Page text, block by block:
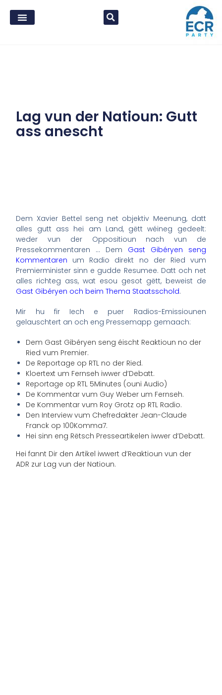
Lag vun der Natioun: Gutt
ass anescht
Dem Xavier Bettel seng net objektiv Meenung, datt
alles gutt ass hei am Land, gëtt wéineg gedeelt:
weder vun der Oppositioun nach vun de
Pressekommentaren … Dem Gast Gibéryen seng
Kommentaren um Radio direkt no der Ried vum
Premierminister sinn e gudde Resumee. Datt och net
alles richteg ass, wat esou gesot gëtt, beweist de
Gast Gibéryen och beim Thema Staatsschold.
Mir hu fir Iech e puer Radios-Emissiounen
gelauschtert an och eng Pressemapp gemaach:
Dem Gast Gibéryen seng éischt Reaktioun no der
Ried vum Premier.
De Reportage op RTL no der Ried.
Kloertext um Fernseh iwwer d’Debatt.
Reportage op RTL 5Minutes (ouni Audio)
De Kommentar vum Guy Weber um Fernseh.
De Kommentar vum Roy Grotz op RTL Radio.
Den Interview vum Chefredakter Jean-Claude
Franck op 100Komma7.
Hei sinn eng Rëtsch Presseartikelen iwwer d’Debatt.
Hei fannt Dir den Artikel iwwert d’Reaktioun vun der
ADR zur Lag vun der Natioun.